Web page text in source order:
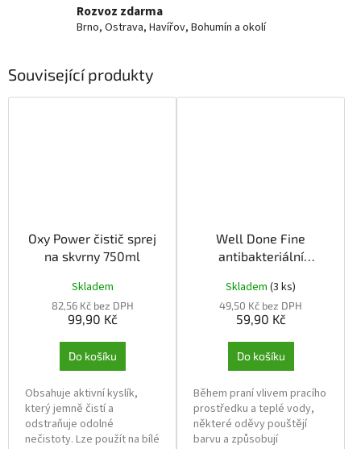
Rozvoz zdarma
Brno, Ostrava, Havířov, Bohumín a okolí
Související produkty
Oxy Power čistič sprej
na skvrny 750ml
Skladem
82,56 Kč bez DPH
99,90 Kč
Do košíku
Obsahuje aktivní kyslík,
který jemně čistí a
odstraňuje odolné
nečistoty. Lze použít na bílé
Well Done Fine
antibakteriální
barvu 12ks
Skladem (3 ks)
49,50 Kč bez DPH
59,90 Kč
Do košíku
Během praní vlivem pracího
prostředku a teplé vody,
některé oděvy pouštějí
barvu a způsobují